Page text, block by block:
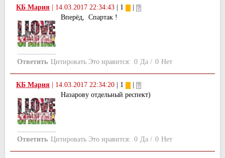
КБ Мария 14.03.2017 22:34:43 | 1
Вперёд, Спартак !
Ответить Цитировать Это нравится: 0 Да / 0 Нет
КБ Мария 14.03.2017 22:34:20 | 1
Назарову отдельный респект)
Ответить Цитировать Это нравится: 0 Да / 0 Нет